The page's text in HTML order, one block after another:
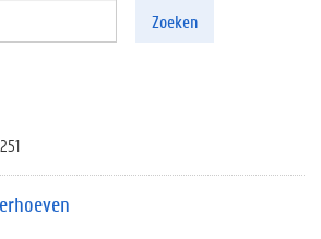
Zoeken